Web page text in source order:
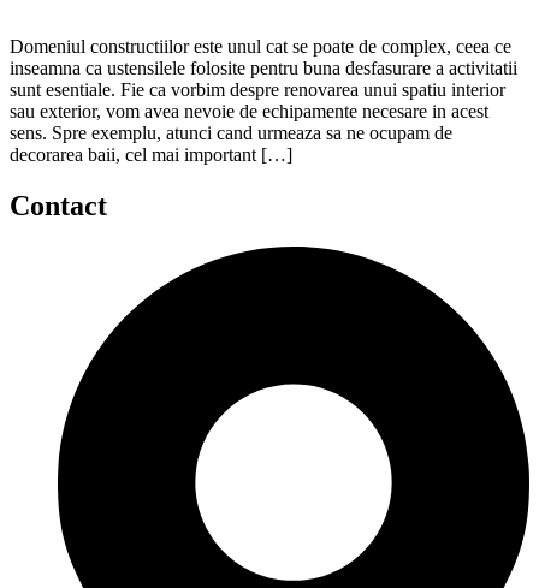
Domeniul constructiilor este unul cat se poate de complex, ceea ce
inseamna ca ustensilele folosite pentru buna desfasurare a activitatii
sunt esentiale. Fie ca vorbim despre renovarea unui spatiu interior
sau exterior, vom avea nevoie de echipamente necesare in acest
sens. Spre exemplu, atunci cand urmeaza sa ne ocupam de
decorarea baii, cel mai important […]
Contact